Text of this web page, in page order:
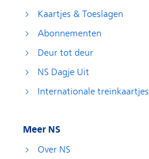
Kaartjes & Toeslagen
Abonnementen
Deur tot deur
NS Dagje Uit
Internationale treinkaartjes
Meer NS
Over NS